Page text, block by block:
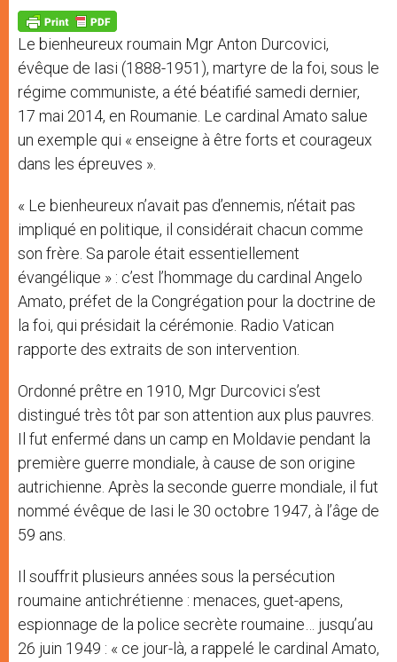
p
p
g
e
r
o
k
Le bienheureux roumain Mgr Anton Durcovici,
évêque de Iasi (1888-1951), martyre de la foi, sous le
régime communiste, a été béatifié samedi dernier,
17 mai 2014, en Roumanie. Le cardinal Amato salue
un exemple qui « enseigne à être forts et courageux
dans les épreuves ».
« Le bienheureux n’avait pas d’ennemis, n’était pas
impliqué en politique, il considérait chacun comme
son frère. Sa parole était essentiellement
évangélique » : c’est l’hommage du cardinal Angelo
Amato, préfet de la Congrégation pour la doctrine de
la foi, qui présidait la cérémonie. Radio Vatican
rapporte des extraits de son intervention.
Ordonné prêtre en 1910, Mgr Durcovici s’est
distingué très tôt par son attention aux plus pauvres.
Il fut enfermé dans un camp en Moldavie pendant la
première guerre mondiale, à cause de son origine
autrichienne. Après la seconde guerre mondiale, il fut
nommé évêque de Iasi le 30 octobre 1947, à l’âge de
59 ans.
Il souffrit plusieurs années sous la persécution
roumaine antichrétienne : menaces, guet-apens,
espionnage de la police secrète roumaine… jusqu’au
26 juin 1949 : « ce jour-là, a rappelé le cardinal Amato,